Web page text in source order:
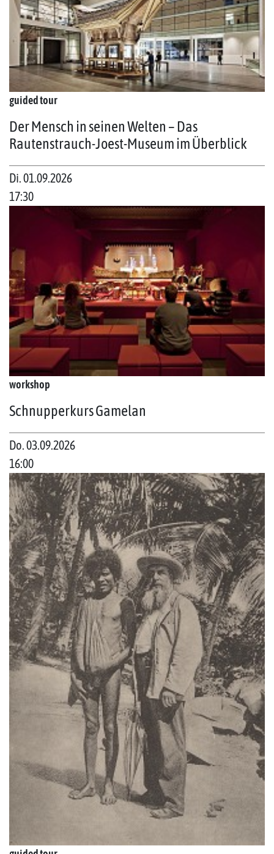
guided tour
Der Mensch in seinen Welten – Das
Rautenstrauch-Joest-Museum im Überblick
Di. 01.09.2026
17:30
workshop
Schnupperkurs Gamelan
Do. 03.09.2026
16:00